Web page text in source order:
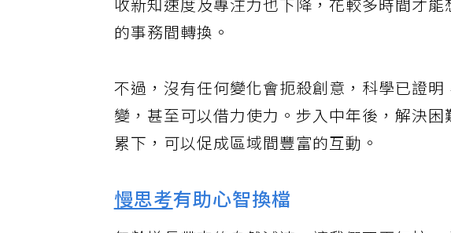
收新知速度及專注力也下降，花較多時間才
的事務間轉換。
不過，沒有任何變化會扼殺創意，科學已證
變，甚至可以借力使力。步入中年後，解決
累下，可以促成區域間豐富的互動。
慢思考有助心智換檔